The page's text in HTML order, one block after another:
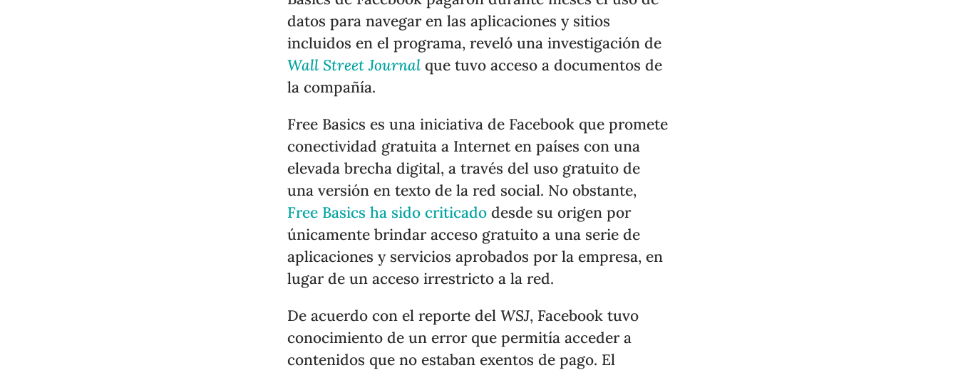
datos para navegar en las aplicaciones y sitios
incluidos en el programa, reveló una investigación de
Wall Street Journal que tuvo acceso a documentos de
la compañía.
Free Basics es una iniciativa de Facebook que promete
conectividad gratuita a Internet en países con una
elevada brecha digital, a través del uso gratuito de
una versión en texto de la red social. No obstante,
Free Basics ha sido criticado desde su origen por
únicamente brindar acceso gratuito a una serie de
aplicaciones y servicios aprobados por la empresa, en
lugar de un acceso irrestricto a la red.
De acuerdo con el reporte delWSJ, Facebook tuvo
conocimiento de un error que permitía acceder a
contenidos que no estaban exentos de pago. El